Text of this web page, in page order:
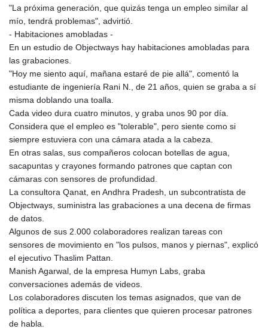
"La próxima generación, que quizás tenga un empleo similar al
mío, tendrá problemas", advirtió.
- Habitaciones amobladas -
En un estudio de Objectways hay habitaciones amobladas para
las grabaciones.
"Hoy me siento aquí, mañana estaré de pie allá", comentó la
estudiante de ingeniería Rani N., de 21 años, quien se graba a sí
misma doblando una toalla.
Cada video dura cuatro minutos, y graba unos 90 por día.
Considera que el empleo es "tolerable", pero siente como si
siempre estuviera con una cámara atada a la cabeza.
En otras salas, sus compañeros colocan botellas de agua,
sacapuntas y crayones formando patrones que captan con
cámaras con sensores de profundidad.
La consultora Qanat, en Andhra Pradesh, un subcontratista de
Objectways, suministra las grabaciones a una decena de firmas
de datos.
Algunos de sus 2.000 colaboradores realizan tareas con
sensores de movimiento en "los pulsos, manos y piernas", explicó
el ejecutivo Thaslim Pattan.
Manish Agarwal, de la empresa Humyn Labs, graba
conversaciones además de videos.
Los colaboradores discuten los temas asignados, que van de
política a deportes, para clientes que quieren procesar patrones
de habla.